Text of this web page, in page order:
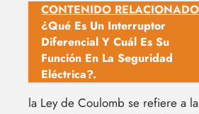
CONTENIDO RELACIONADO
¿Qué Es Un Interruptor
Diferencial Y Cuál Es Su
Función En La Seguridad
Eléctrica?.
la Ley de Coulomb se refiere a